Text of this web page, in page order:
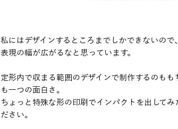
私にはデザインするところまでしかできないの
表現の幅が広がるなと思っています。
定形内で収まる範囲のデザインで制作するのも
も一つの面白さ。
ちょっと特殊な形の印刷でインパクトを出して
ださい。